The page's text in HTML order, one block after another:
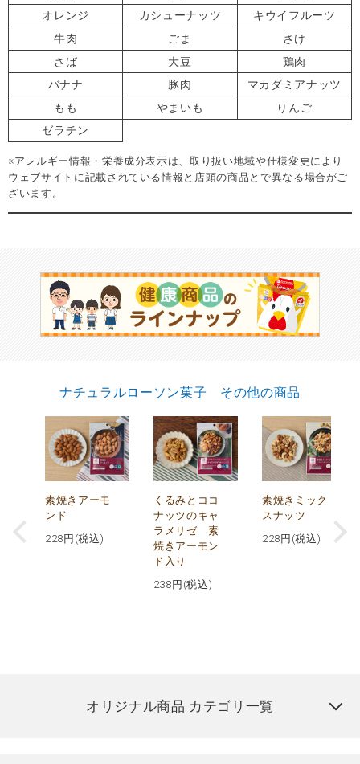
オレンジ
カシューナッツ
キウイフルーツ
牛肉
ごま
さけ
さば
大豆
鶏肉
バナナ
豚肉
マカダミアナッツ
もも
やまいも
りんご
ゼラチン
※アレルギー情報・栄養成分表示は、取り扱い地域や仕様変更により
ウェブサイトに記載されている情報と店頭の商品とで異なる場合がご
ざいます。
ナチュラルローソン菓子 その他の商品
素焼きアーモ
ンド
228 円(税込)
くるみとココ
ナッツのキャ
ラメリゼ 素
焼きアーモン
ド入り
238 円(税込)
素焼きミック
スナッツ
228 円(税込)
オリジナル商品 カテゴリ一覧